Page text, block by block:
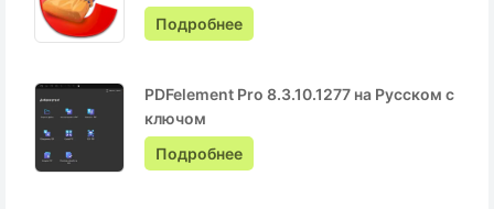
Подробнее
PDFelement Pro 8.3.10.1277 на Русском с
ключом
Подробнее